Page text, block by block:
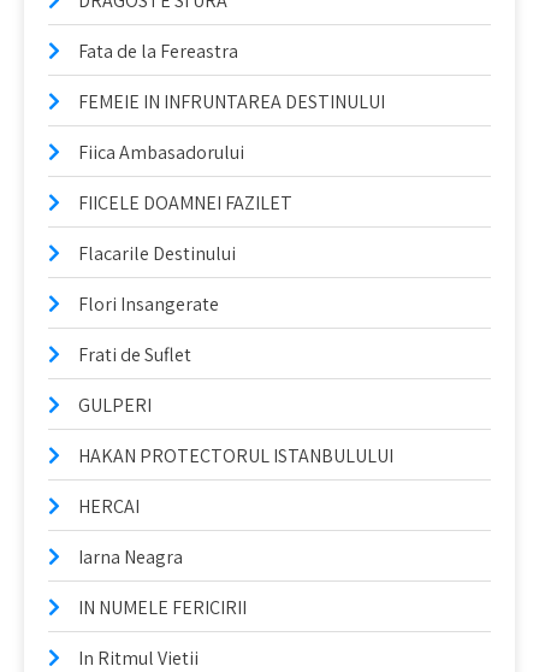
Fata de la Fereastra
FEMEIE IN INFRUNTAREA DESTINULUI
Fiica Ambasadorului
FIICELE DOAMNEI FAZILET
Flacarile Destinului
Flori Insangerate
Frati de Suflet
GULPERI
HAKAN PROTECTORUL ISTANBULULUI
HERCAI
Iarna Neagra
IN NUMELE FERICIRII
In Ritmul Vietii